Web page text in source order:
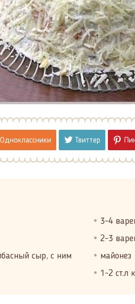
Одноклассники Твиттер
3-4
2-3
сыр, с ним
майонез
1-2 ст.л